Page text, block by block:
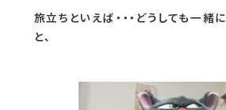
旅立ちといえば・・・どうしても一緒
と、